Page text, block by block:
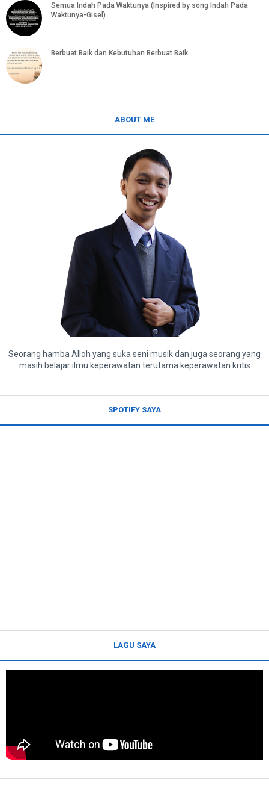
Semua Indah Pada Waktunya (Inspired by song Indah Pada
Waktunya-Gisel)
Berbuat Baik dan Kebutuhan Berbuat Baik
ABOUT ME
Seorang hamba Alloh yang suka seni musik dan juga seorang yang
masih belajar ilmu keperawatan terutama keperawatan kritis
SPOTIFY SAYA
LAGU SAYA